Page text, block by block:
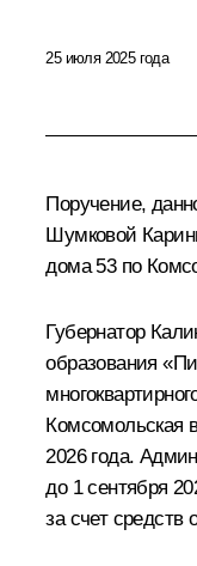
25 июля 2025 года
Поручение,
Шумковой
дома 53 по
Губернатор
образования
Комсомольская
2026 года.
до 1 сентября
за счет средств